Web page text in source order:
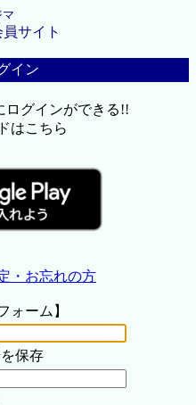
マ
サイト
イン
ログインができる!!
はこちら
・お忘れの方
ォーム】
保存